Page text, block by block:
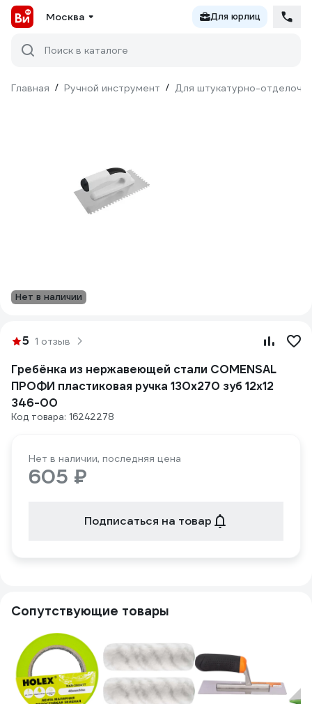
Москва Для юрлиц
Поиск в каталоге
Главная / Ручной инструмент / Для штукатурно-
Нет в наличии
5 1 отзыв
Гребёнка из нержавеющей стали COMENSAL
ПРОФИ пластиковая ручка 130х270 зуб 12х12
346-00
Код товара: 16242278
Нет в наличии, последняя цена
605 ₽
Подписаться на товар
Сопутствующие товары